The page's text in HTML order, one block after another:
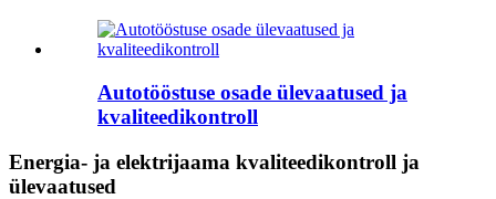
Autotööstuse osade ülevaatused ja
kvaliteedikontroll
Energia- ja elektrijaama kvaliteedikontroll ja
ülevaatused